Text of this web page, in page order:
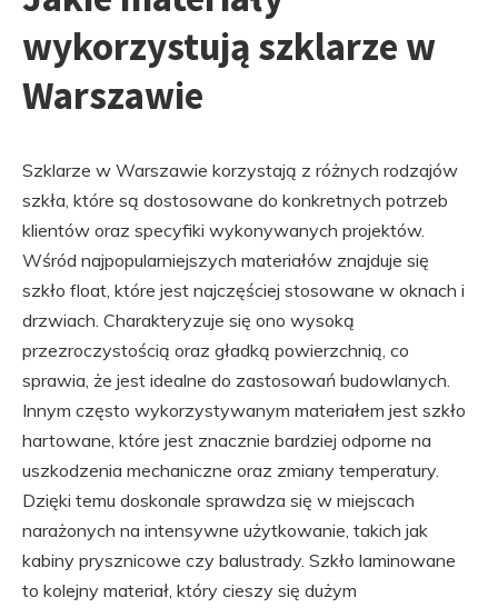
wykorzystują szklarze w
Warszawie
Szklarze w Warszawie korzystają z różnych rodzajów
szkła, które są dostosowane do konkretnych potrzeb
klientów oraz specyfiki wykonywanych projektów.
Wśród najpopularniejszych materiałów znajduje się
szkło float, które jest najczęściej stosowane w oknach i
drzwiach. Charakteryzuje się ono wysoką
przezroczystością oraz gładką powierzchnią, co
sprawia, że jest idealne do zastosowań budowlanych.
Innym często wykorzystywanym materiałem jest szkło
hartowane, które jest znacznie bardziej odporne na
uszkodzenia mechaniczne oraz zmiany temperatury.
Dzięki temu doskonale sprawdza się w miejscach
narażonych na intensywne użytkowanie, takich jak
kabiny prysznicowe czy balustrady. Szkło laminowane
to kolejny materiał, który cieszy się dużym